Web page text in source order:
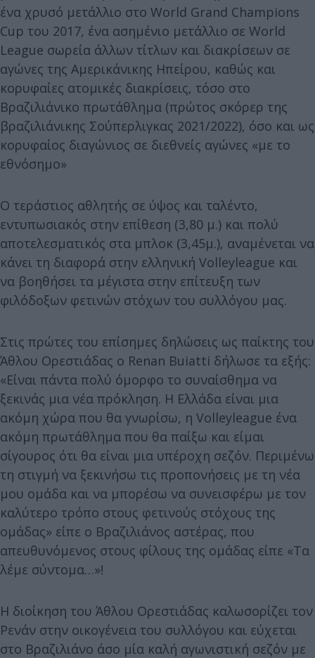
ένα χρυσό μετάλλιο στο World Grand Champions
Cup του 2017, ένα ασημένιο μετάλλιο σε World
League σωρεία άλλων τίτλων και διακρίσεων σε
αγώνες της Αμερικάνικης Ηπείρου, καθώς και
κορυφαίες ατομικές διακρίσεις, τόσο στο
Βραζιλιάνικο πρωτάθλημα (πρώτος σκόρερ της
βραζιλιάνικης Σούπερλιγκας 2021/2022), όσο και ως
κορυφαίος διαγώνιος σε διεθνείς αγώνες «με το
εθνόσημο»
Ο τεράστιος αθλητής σε ύψος και ταλέντο,
εντυπωσιακός στην επίθεση (3,80 μ.) και πολύ
αποτελεσματικός στα μπλοκ (3,45μ.), αναμένεται να
κάνει τη διαφορά στην ελληνική Volleyleague και
να βοηθήσει τα μέγιστα στην επίτευξη των
φιλόδοξων φετινών στόχων του συλλόγου μας.
Στις πρώτες του επίσημες δηλώσεις ως παίκτης του
Άθλου Ορεστιάδας ο Renan Buiatti δήλωσε τα εξής:
«Είναι πάντα πολύ όμορφο το συναίσθημα να
ξεκινάς μια νέα πρόκληση. Η Ελλάδα είναι μια
ακόμη χώρα που θα γνωρίσω, η Volleyleague ένα
ακόμη πρωτάθλημα που θα παίξω και είμαι
σίγουρος ότι θα είναι μια υπέροχη σεζόν. Περιμένω
τη στιγμή να ξεκινήσω τις προπονήσεις με τη νέα
μου ομάδα και να μπορέσω να συνεισφέρω με τον
καλύτερο τρόπο στους φετινούς στόχους της
ομάδας» είπε ο Βραζιλιάνος αστέρας, που
απευθυνόμενος στους φίλους της ομάδας είπε «Τα
λέμε σύντομα…»!
Η διοίκηση του Άθλου Ορεστιάδας καλωσορίζει τον
Ρενάν στην οικογένεια του συλλόγου και εύχεται
στο Βραζιλιάνο άσο μία καλή αγωνιστική σεζόν με